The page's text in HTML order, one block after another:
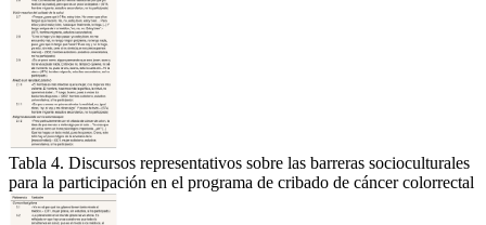
Tabla 4. Discursos representativos sobre las barreras socioculturales
para la participación en el programa de cribado de cáncer colorrectal